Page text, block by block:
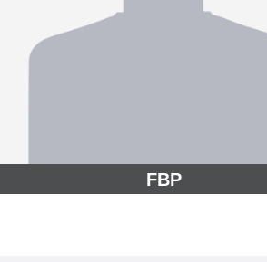
FBP